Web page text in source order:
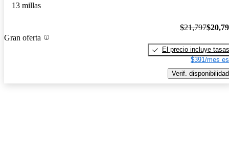
13 millas
Gran oferta
$21,797
El precio incluye tasas
$391/mes
Verif. disponibilidad